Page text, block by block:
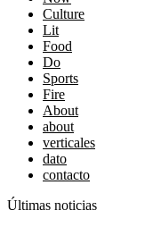
Culture
Lit
Food
Do
Sports
Fire
About
about
verticales
dato
contacto
Últimas noticias